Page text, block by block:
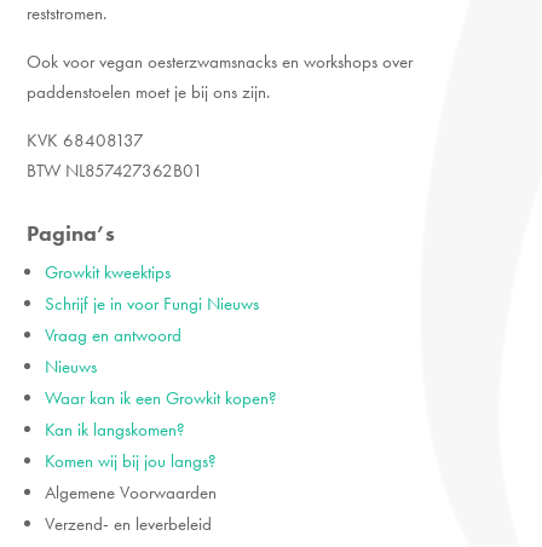
reststromen.
Ook voor vegan oesterzwamsnacks en workshops over
paddenstoelen moet je bij ons zijn.
KVK 68408137
BTW NL857427362B01
Pagina’s
Growkit kweektips
Schrijf je in voor Fungi Nieuws
Vraag en antwoord
Nieuws
Waar kan ik een Growkit kopen?
Kan ik langskomen?
Komen wij bij jou langs?
Algemene Voorwaarden
Verzend- en leverbeleid